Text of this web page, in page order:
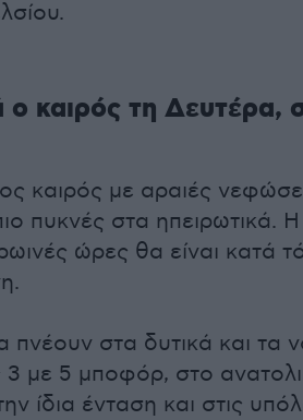
ο καιρός τη Δευτέρα,
καιρός με αραιές
πυκνές στα ηπειρωτικά.
ώρες θα είναι κατά
πνέουν στα δυτικά και τα
3 με 5 μποφόρ, στο
ίδια ένταση και στις